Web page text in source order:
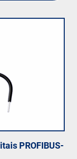
PROFIBUS-